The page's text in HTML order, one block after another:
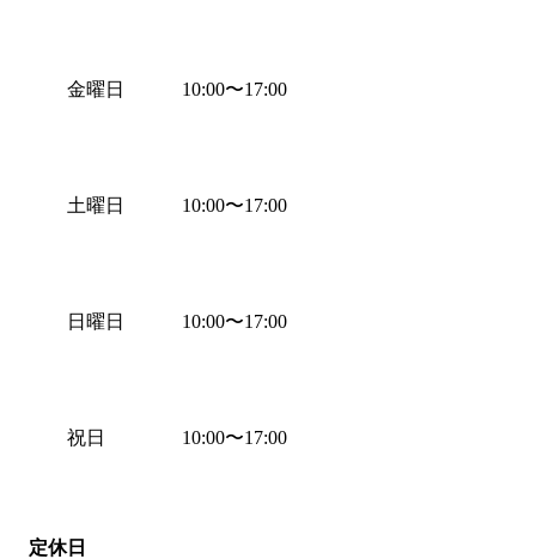
金曜日
土曜日
日曜日
祝日
10:00〜17:00
10:00〜17:00
10:00〜17:00
10:00〜17:00
定休日